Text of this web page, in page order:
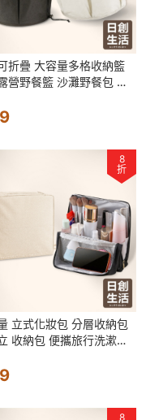
折疊 大容量多格收納籃
營野餐籃 沙灘野餐包 洗
澡籃 折疊洗衣籃 洗漱籃
8
折
立式化妝包 分層收納包
收納包 便攜旅行洗漱包
文具包 刷具包 旅行收納
8